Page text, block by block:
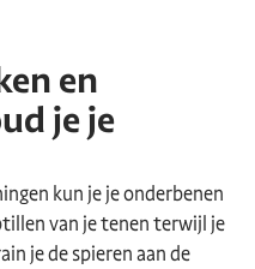
en
je je
kun je je onderbenen
van je tenen terwijl je
je de spieren aan de